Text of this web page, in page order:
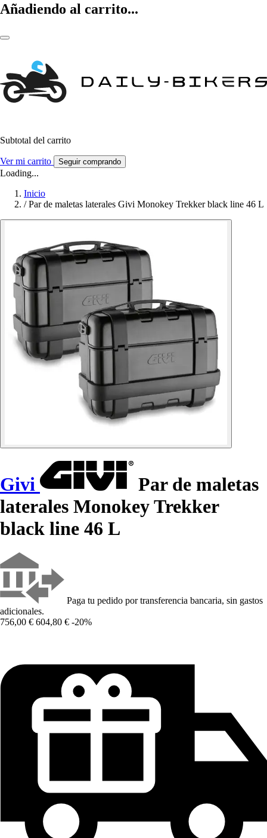
Añadiendo al carrito...
Subtotal del carrito
Ver mi carrito Seguir comprando
Loading...
Inicio
/ Par de maletas laterales Givi Monokey Trekker black line 46 L
Givi
Par de maletas
laterales Monokey Trekker
black line 46 L
Paga tu pedido por transferencia bancaria, sin gastos
adicionales.
756,00 € 604,80 € -20%